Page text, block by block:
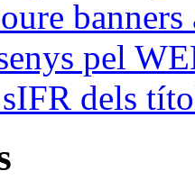
pel
dels